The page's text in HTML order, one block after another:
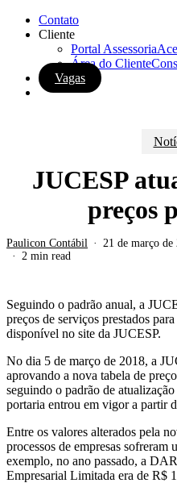
Contato
Cliente
Portal Assessoria
Área do Cliente
Vagas
search
JUCESP
preços
Paulicon Contábil 21 de março de
2 min read
Seguindo o padrão anual, a
preços de serviços prestados
disponível no site da JUCESP.
No dia 5 de março de 2018, a
aprovando a nova tabela de
seguindo o padrão de
portaria entrou em vigor a partir
Entre os valores alterados pela
processos de empresas sofreram
exemplo, no ano passado, a
Empresarial Limitada era de R$